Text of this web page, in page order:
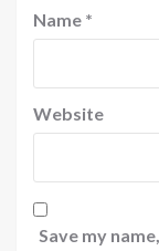
Name *
Website
Save my